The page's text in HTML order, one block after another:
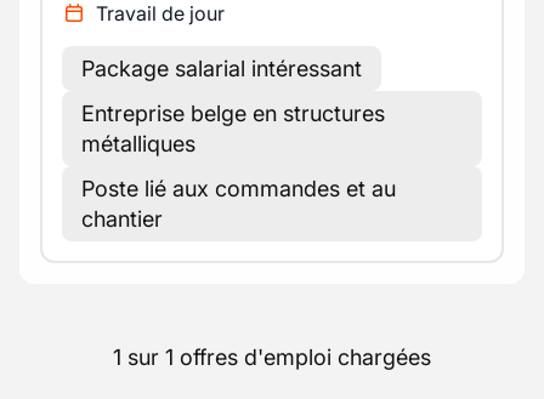
Travail de jour
Package salarial intéressant
Entreprise belge en structures
métalliques
Poste lié aux commandes et au
chantier
1 sur 1 offres d'emploi chargées